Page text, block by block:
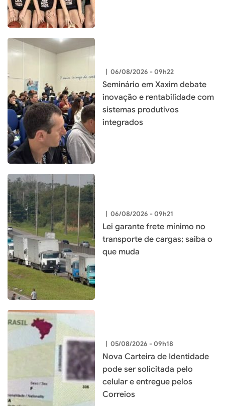
| 06/08/2026 - 09h22
Seminário em Xaxim debate
inovação e rentabilidade com
sistemas produtivos
integrados
| 06/08/2026 - 09h21
Lei garante frete mínimo no
transporte de cargas; saiba o
que muda
| 05/08/2026 - 09h18
Nova Carteira de Identidade
pode ser solicitada pelo
celular e entregue pelos
Correios